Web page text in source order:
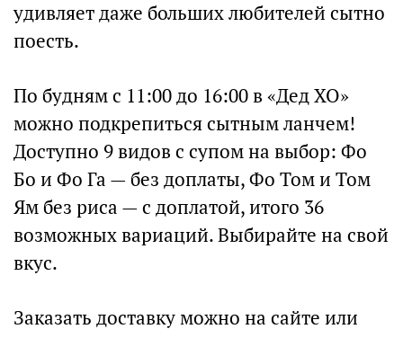
удивляет даже больших любителей сытно
поесть.
По будням с 11:00 до 16:00 в «Дед ХО»
можно подкрепиться сытным ланчем!
Доступно 9 видов с супом на выбор: Фо
Бо и Фо Га — без доплаты, Фо Том и Том
Ям без риса — с доплатой, итого 36
возможных вариаций. Выбирайте на свой
вкус.
Заказать доставку можно на сайте или